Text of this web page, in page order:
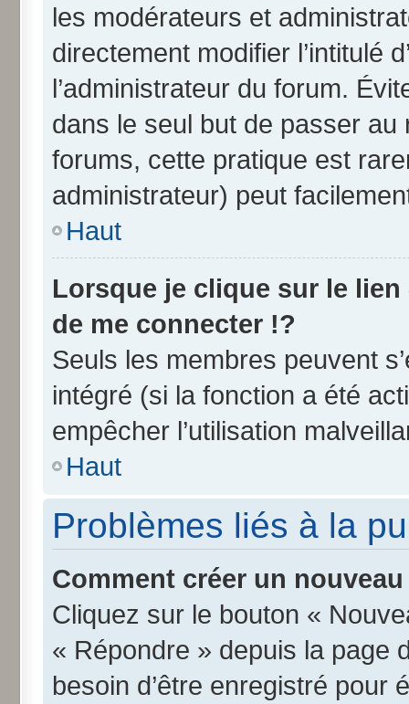
les modérateurs et
directement modifier l’intitulé
l’administrateur du forum.
dans le seul but de passer
forums, cette pratique est
administrateur) peut
Haut
Lorsque je clique sur le lien
de me connecter !?
Seuls les membres peuvent
intégré (si la fonction a été
empêcher l’utilisation
Haut
Problèmes liés à la
Comment créer un
Cliquez sur le bouton «
« Répondre » depuis la page
besoin d’être enregistré pour